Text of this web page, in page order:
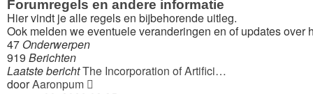
Forumregels en andere informatie
Hier vindt je alle regels en bijbehorende uitleg.
Ook melden we eventuele veranderingen en of updates over
47 Onderwerpen
919 Berichten
Laatste berichtThe Incorporation of Artifici…
doorAaronpum